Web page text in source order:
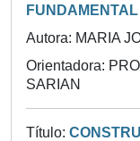
FUNDAMENTAL
Autora: MARIA
Orientadora:
SARIAN
Título: